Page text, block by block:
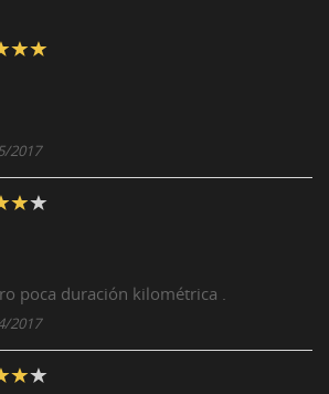
2017
poca duración kilométrica .
2017